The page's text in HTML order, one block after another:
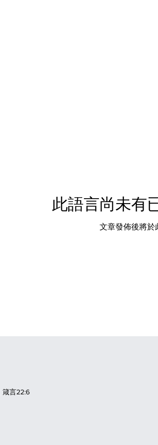
此語言尚未有
文章發佈後將於
箴言22:6